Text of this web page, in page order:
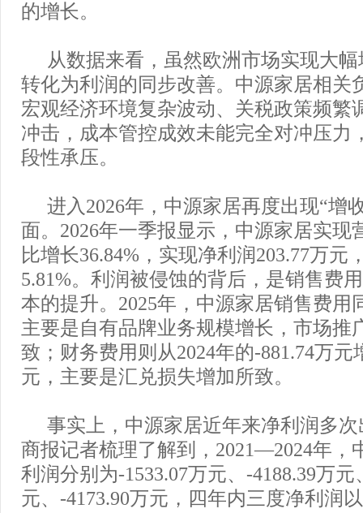
的增长。
从数据来看，虽然欧洲市场实现大
转化为利润的同步改善。中源家居相关
宏观经济环境复杂波动、关税政策频繁
冲击，成本管控成效未能完全对冲压力
段性承压。
进入2026年，中源家居再度出现“增
面。2026年一季报显示，中源家居实现
比增长36.84%，实现净利润203.77万元
5.81%。利润被侵蚀的背后，是销售费
本的提升。2025年，中源家居销售费用
主要是自有品牌业务规模增长，市场推
致；财务费用则从2024年的-881.74万元
元，主要是汇兑损失增加所致。
事实上，中源家居近年来净利润多
商报记者梳理了解到，2021—2024年，
利润分别为-1533.07万元、-4188.39万元
元、-4173.90万元，四年内三度净利润